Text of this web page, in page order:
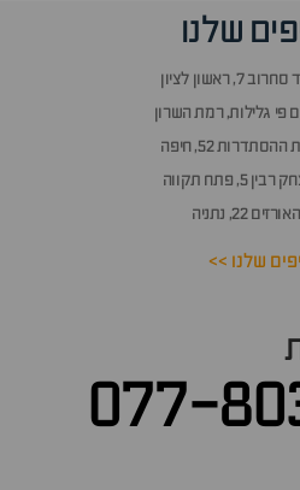
שלנו
ראשון לציון
פי גלילות, רמת השרון
52, חיפה
פתח תקווה
22, נתניה
שלנו >>
077-